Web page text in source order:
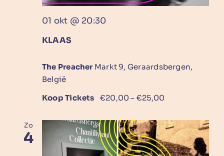
KLAAS
01 okt @ 20:30
The Preacher Markt 9, Geraardsbergen,
België
Koop Tickets
€20,00 – €25,00
Zo
4